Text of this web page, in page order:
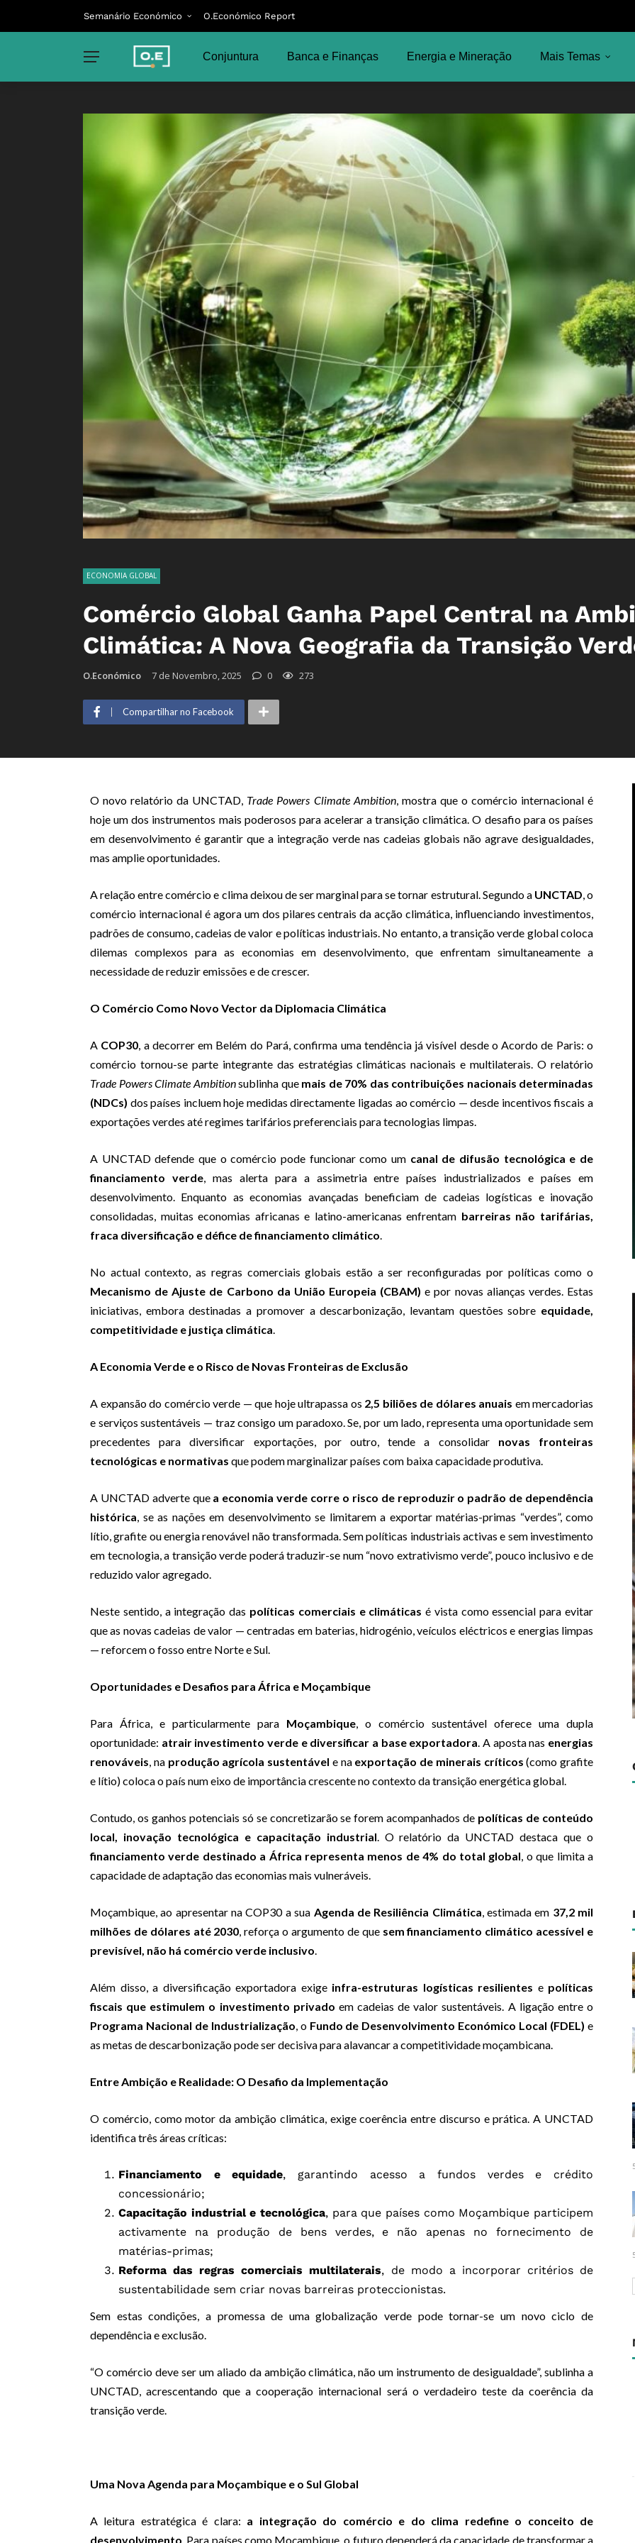
Semanário Económico O.Económico Report
Conjuntura Banca e Finanças Energia e Mineração Mais Temas
ECONOMIA GLOBAL
Comércio Global Ganha Papel Central na
Climática: A Nova Geografia da Transição
O.Económico 7 de Novembro, 2025 0 273
Compartilhar no Facebook
O novo relatório da UNCTAD, Trade Powers Climate Ambition, mostra que o comércio internacional é
hoje um dos instrumentos mais poderosos para acelerar a transição climática. O desafio para os países
em desenvolvimento é garantir que a integração verde nas cadeias globais não agrave desigualdades,
mas amplie oportunidades.
A relação entre comércio e clima deixou de ser marginal para se tornar estrutural. Segundo a UNCTAD, o
comércio internacional é agora um dos pilares centrais da acção climática, influenciando investimentos,
padrões de consumo, cadeias de valor e políticas industriais. No entanto, a transição verde global coloca
dilemas complexos para as economias em desenvolvimento, que enfrentam simultaneamente a
necessidade de reduzir emissões e de crescer.
O Comércio Como Novo Vector da Diplomacia Climática
A COP30, a decorrer em Belém do Pará, confirma uma tendência já visível desde o Acordo de Paris: o
comércio tornou-se parte integrante das estratégias climáticas nacionais e multilaterais. O relatório
Trade Powers Climate Ambitionsublinha que mais de 70% das contribuições nacionais determinadas
(NDCs) dos países incluem hoje medidas directamente ligadas ao comércio — desde incentivos fiscais a
exportações verdes até regimes tarifários preferenciais para tecnologias limpas.
A UNCTAD defende que o comércio pode funcionar como um canal de difusão tecnológica e de
financiamento verde, mas alerta para a assimetria entre países industrializados e países em
desenvolvimento. Enquanto as economias avançadas beneficiam de cadeias logísticas e inovação
consolidadas, muitas economias africanas e latino-americanas enfrentam barreiras não tarifárias,
fraca diversificação e défice de financiamento climático.
No actual contexto, as regras comerciais globais estão a ser reconfiguradas por políticas como o
Mecanismo de Ajuste de Carbono da União Europeia (CBAM) e por novas alianças verdes. Estas
iniciativas, embora destinadas a promover a descarbonização, levantam questões sobre equidade,
competitividade e justiça climática.
A Economia Verde e o Risco de Novas Fronteiras de Exclusão
A expansão do comércio verde — que hoje ultrapassa os 2,5 biliões de dólares anuais em mercadorias
e serviços sustentáveis — traz consigo um paradoxo. Se, por um lado, representa uma oportunidade sem
precedentes para diversificar exportações, por outro, tende a consolidar novas fronteiras
tecnológicas e normativas que podem marginalizar países com baixa capacidade produtiva.
A UNCTAD adverte que a economia verde corre o risco de reproduzir o padrão de dependência
histórica, se as nações em desenvolvimento se limitarem a exportar matérias-primas “verdes”, como
lítio, grafite ou energia renovável não transformada. Sem políticas industriais activas e sem investimento
em tecnologia, a transição verde poderá traduzir-se num “novo extrativismo verde”, pouco inclusivo e de
reduzido valor agregado.
Neste sentido, a integração das políticas comerciais e climáticas é vista como essencial para evitar
que as novas cadeias de valor — centradas em baterias, hidrogénio, veículos eléctricos e energias limpas
— reforcem o fosso entre Norte e Sul.
Oportunidades e Desafios para África e Moçambique
Para África, e particularmente para Moçambique, o comércio sustentável oferece uma dupla
oportunidade: atrair investimento verde e diversificar a base exportadora. A aposta nas energias
renováveis, na produção agrícola sustentável e na exportação de minerais críticos (como grafite
e lítio) coloca o país num eixo de importância crescente no contexto da transição energética global.
Contudo, os ganhos potenciais só se concretizarão se forem acompanhados de políticas de conteúdo
local, inovação tecnológica e capacitação industrial. O relatório da UNCTAD destaca que o
financiamento verde destinado a África representa menos de 4% do total global, o que limita a
capacidade de adaptação das economias mais vulneráveis.
Moçambique, ao apresentar na COP30 a sua Agenda de Resiliência Climática, estimada em 37,2 mil
milhões de dólares até 2030, reforça o argumento de que sem financiamento climático acessível e
previsível, não há comércio verde inclusivo.
Além disso, a diversificação exportadora exige infra-estruturas logísticas resilientes e políticas
fiscais que estimulem o investimento privado em cadeias de valor sustentáveis. A ligação entre o
Programa Nacional de Industrialização, o Fundo de Desenvolvimento Económico Local (FDEL) e
as metas de descarbonização pode ser decisiva para alavancar a competitividade moçambicana.
Entre Ambição e Realidade: O Desafio da Implementação
O comércio, como motor da ambição climática, exige coerência entre discurso e prática. A UNCTAD
identifica três áreas críticas:
Financiamento e equidade, garantindo acesso a fundos verdes e crédito
concessionário;
Capacitação industrial e tecnológica, para que países como Moçambique participem
activamente na produção de bens verdes, e não apenas no fornecimento de
matérias-primas;
Reforma das regras comerciais multilaterais, de modo a incorporar critérios de
sustentabilidade sem criar novas barreiras proteccionistas.
Sem estas condições, a promessa de uma globalização verde pode tornar-se um novo ciclo de
dependência e exclusão.
“O comércio deve ser um aliado da ambição climática, não um instrumento de desigualdade”, sublinha a
UNCTAD, acrescentando que a cooperação internacional será o verdadeiro teste da coerência da
transição verde.
Uma Nova Agenda para Moçambique e o Sul Global
A leitura estratégica é clara: a integração do comércio e do clima redefine o conceito de
desenvolvimento . Para países como Moçambique, o futuro dependerá da capacidade de transformar a